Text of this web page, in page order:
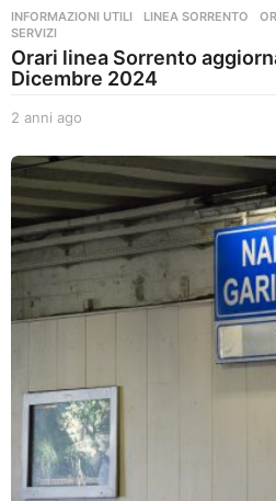
INFORMAZIONI UTILI ,LINEA SORRENTO ,
SERVIZI
Orari linea Sorrento
Dicembre 2024
2 anni ago
n
n
i
a
g
o